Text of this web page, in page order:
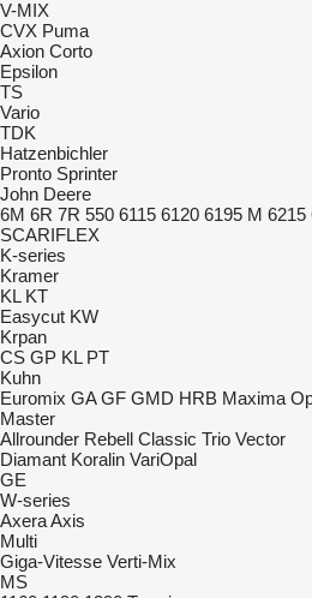
V-MIX
CVX Puma
Axion Corto
Epsilon
TS
Vario
TDK
Hatzenbichler
Pronto Sprinter
John Deere
6M 6R 7R 550 6115 6120 6195 M 6215
SCARIFLEX
K-series
Kramer
KL KT
Easycut KW
Krpan
CS GP KL PT
Kuhn
Euromix GA GF GMD HRB Maxima
Master
Allrounder Rebell Classic Trio Vector
Diamant Koralin VariOpal
GE
W-series
AxeraAxis
Multi
Giga-Vitesse Verti-Mix
MS